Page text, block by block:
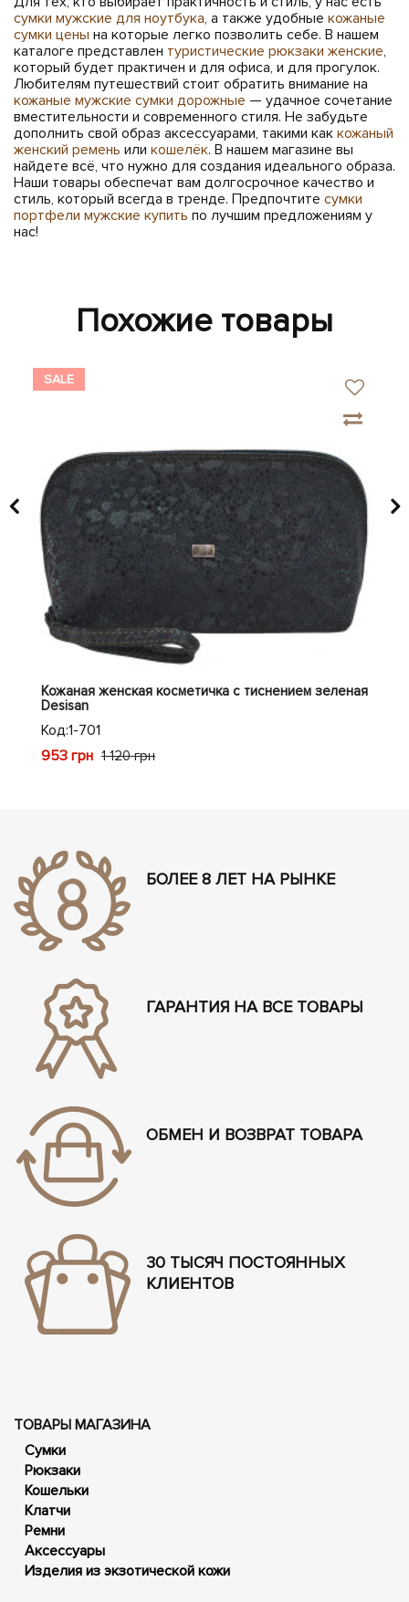
сумки мужские для ноутбука, а также удобные кожаные
сумки цены на которые легко позволить себе. В нашем
каталоге представлен туристические рюкзаки женские,
который будет практичен и для офиса, и для прогулок.
Любителям путешествий стоит обратить внимание на
кожаные мужские сумки дорожные — удачное сочетание
вместительности и современного стиля. Не забудьте
дополнить свой образ аксессуарами, такими как кожаный
женский ремень или кошелёк. В нашем магазине вы
найдете всё, что нужно для создания идеального образа.
Наши товары обеспечат вам долгосрочное качество и
стиль, который всегда в тренде. Предпочтите сумки
портфели мужские купить по лучшим предложениям у
нас!
Похожие товары
SALE
Кожаная женская косметичка с тиснением зеленая
Desisan
Код:1-701
953 грн 1 120 грн
БОЛЕЕ 8 ЛЕТ НА РЫНКЕ
ГАРАНТИЯ НА ВСЕ ТОВАРЫ
ОБМЕН И ВОЗВРАТ ТОВАРА
30 ТЫСЯЧ ПОСТОЯННЫХ
КЛИЕНТОВ
ТОВАРЫ МАГАЗИНА
Сумки
Рюкзаки
Кошельки
Клатчи
Ремни
Аксессуары
Изделия из экзотической кожи